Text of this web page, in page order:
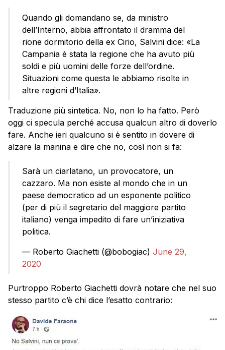
Quando gli domandano se, da ministro
dell’Interno, abbia affrontato il dramma del
rione dormitorio della ex Cirio, Salvini dice: «La
Campania è stata la regione che ha avuto più
soldi e più uomini delle forze dell’ordine.
Situazioni come questa le abbiamo risolte in
altre regioni d’Italia».
Traduzione più sintetica. No, non lo ha fatto. Però
oggi ci specula perché accusa qualcun altro di doverlo
fare. Anche ieri qualcuno si è sentito in dovere di
alzare la manina e dire che no, così non si fa:
Sarà un ciarlatano, un provocatore, un
cazzaro. Ma non esiste al mondo che in un
paese democratico ad un esponente politico
(per di più il segretario del maggiore partito
italiano) venga impedito di fare un’iniziativa
politica.
— Roberto Giachetti (@bobogiac) June 29,
2020
Purtroppo Roberto Giachetti dovrà notare che nel suo
stesso partito c’è chi dice l’esatto contrario: